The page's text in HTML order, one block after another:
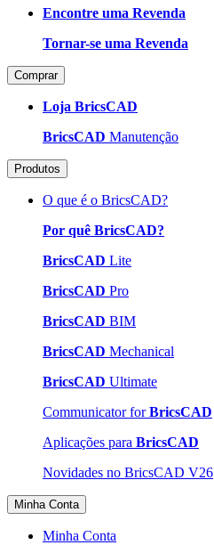
Encontre uma Revenda
Tornar-se uma Revenda
Comprar
Loja BricsCAD
BricsCAD Manutenção
Produtos
O que é o BricsCAD?
Por quê BricsCAD?
BricsCAD Lite
BricsCAD Pro
BricsCAD BIM
BricsCAD Mechanical
BricsCAD Ultimate
Communicator forBricsCAD
Aplicações para BricsCAD
Novidades no BricsCAD V26
Minha Conta
Minha Conta